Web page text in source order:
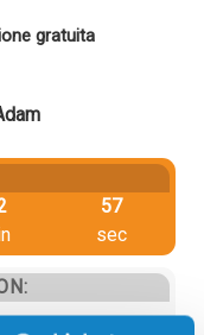
gratuita
56
sec